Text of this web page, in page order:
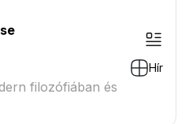
Hír
filozófiában és